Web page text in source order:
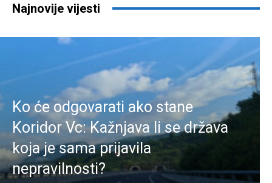
Najnovije vijesti
Ko će odgovarati ako stane
Koridor Vc: Kažnjava li se država
koja je sama prijavila
nepravilnosti?